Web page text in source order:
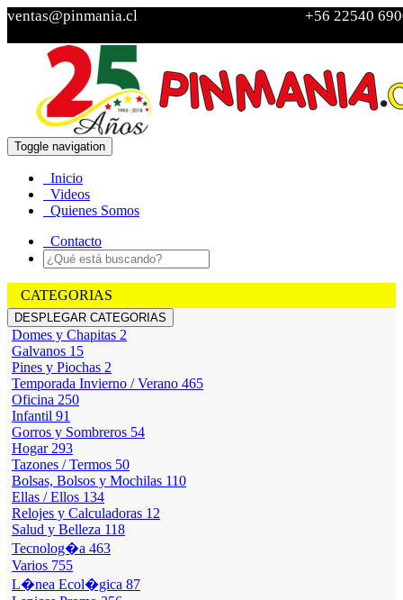
ventas@pinmania.cl +56 22540
Toggle navigation
Inicio
Videos
Quienes Somos
Contacto
CATEGORIAS
DESPLEGAR CATEGORIAS
Domes y Chapitas 2
Galvanos 15
Pines y Piochas 2
Temporada Invierno / Verano 465
Oficina 250
Infantil 91
Gorros y Sombreros 54
Hogar 293
Tazones / Termos 50
Bolsas, Bolsos y Mochilas 110
Ellas / Ellos 134
Relojes y Calculadoras 12
Salud y Belleza 118
Tecnolog�a 463
Varios 755
L�nea Ecol�gica 87